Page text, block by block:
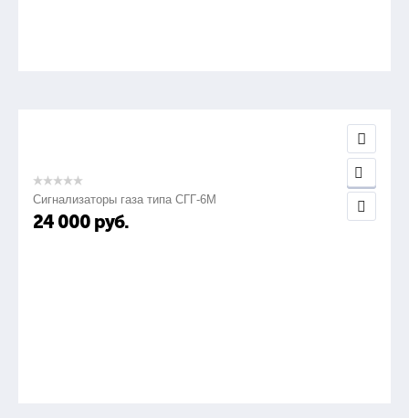
Сигнализаторы газа типа СГГ-6М
24 000 руб.